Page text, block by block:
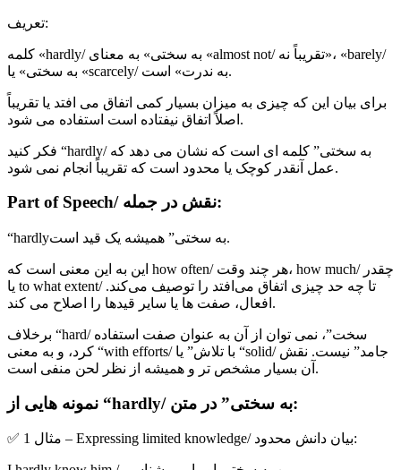
تعریف:
کلمه «hardly/ به سختی» به معنای «almost not/ تقریباً نه»، «barely/
به سختی» یا «scarcely/ به ندرت» است.
برای بیان این که چیزی به میزان بسیار کمی اتفاق می افتد یا تقریباً
اصلاً اتفاق نیفتاده است استفاده می شود.
فکر کنید “hardly/ به سختی” کلمه ای است که نشان می دهد که
عمل آنقدر کوچک یا محدود است که تقریباً انجام نمی شود.
Part of Speech/ نقش در جمله:
“hardlyبه سختی” همیشه یک قید است.
این به این معنی است که how often/ هر چند وقت، how much/ چقدر
یا to what extent/ تا چه حد چیزی اتفاق می‌افتد را توصیف می‌کند.
افعال، صفت ها یا سایر قیدها را اصلاح می کند.
برخلاف “hard/ سخت”، نمی توان از آن به عنوان صفت استفاده
کرد، و به معنی “with efforts/ با تلاش” یا “solid/ جامد” نیست. نقش
آن بسیار مشخص تر و همیشه از نظر لحن منفی است.
نمونه هایی از “hardly/ به سختی” در متن:
✅ مثال 1 – Expressing limited knowledge/ بیان دانش محدود: